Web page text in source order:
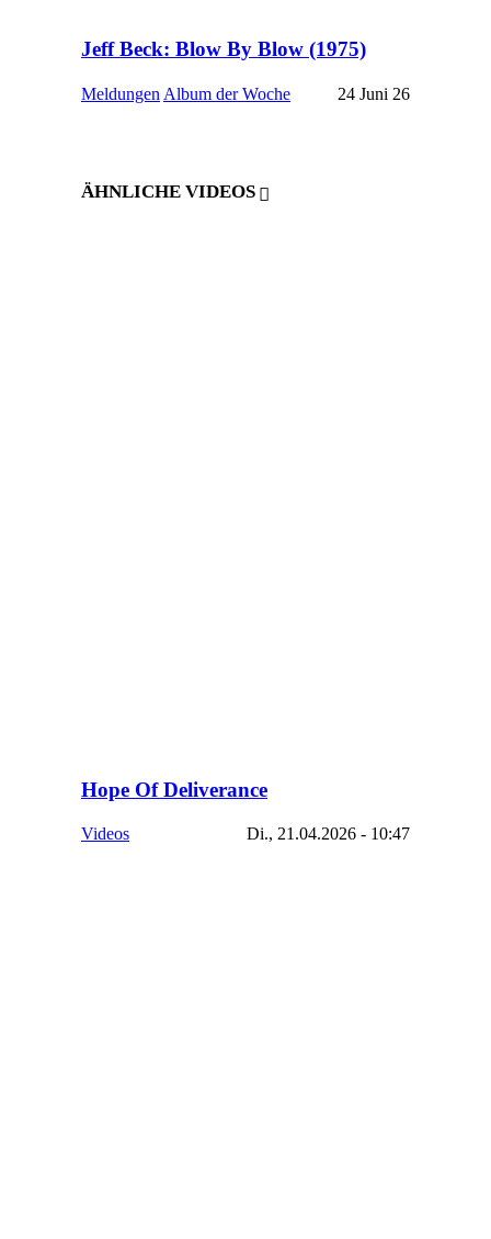
Jeff Beck: Blow By Blow (1975)
Meldungen Album der Woche 24 Juni 26
ÄHNLICHE VIDEOS
Hope Of Deliverance
Videos Di., 21.04.2026 - 10:47